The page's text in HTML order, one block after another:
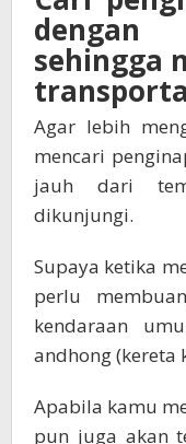
dengan
sehingga
Agar lebih
mencari
jauh dari
dikunjungi.
Supaya ketika
perlu
kendaraan
andhong (kereta
Apabila kamu
pun juga akan